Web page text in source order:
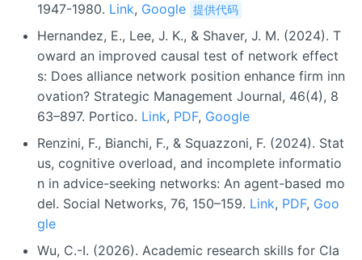
1947-1980. Link, Google 提供代码
Hernandez, E., Lee, J. K., & Shaver, J. M. (2024). T
oward an improved causal test of network effect
s: Does alliance network position enhance firm inn
ovation? Strategic Management Journal, 46(4), 8
63–897. Portico. Link, PDF, Google
Renzini, F., Bianchi, F., & Squazzoni, F. (2024). Stat
us, cognitive overload, and incomplete informatio
n in advice-seeking networks: An agent-based mo
del. Social Networks, 76, 150–159. Link, PDF, Goo
gle
Wu, C.-I. (2026). Academic research skills for Cla